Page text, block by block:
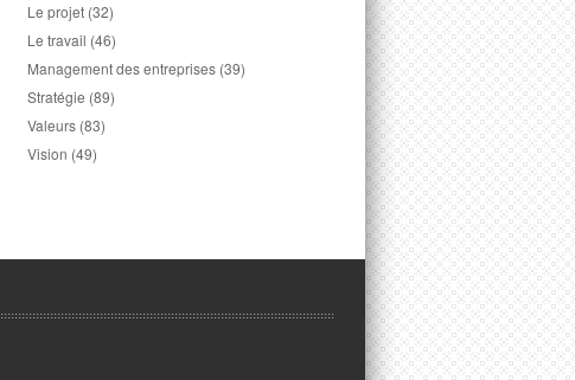
Le projet (32)
Le travail (46)
Management des entreprises (39)
Stratégie (89)
Valeurs (83)
Vision (49)